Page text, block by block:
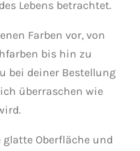
Lebens betrachtet.
Farben vor, von
bis hin zu
bei deiner Bestellung
überraschen wie
Oberfläche und